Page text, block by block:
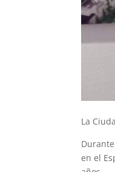
La
en el